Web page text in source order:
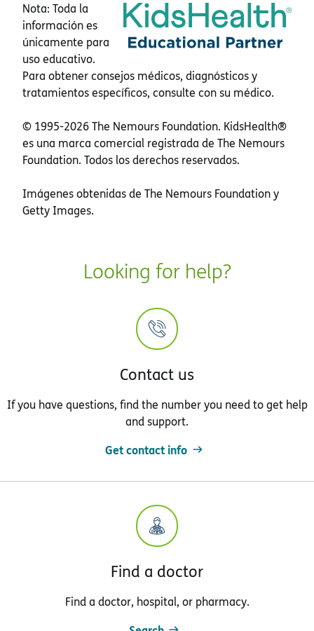
Nota: Toda la
información es
únicamente para
uso educativo.
Para obtener consejos médicos, diagnósticos y
tratamientos específicos, consulte con su médico.
© 1995-2026 The Nemours Foundation. KidsHealth®
es una marca comercial registrada de The Nemours
Foundation. Todos los derechos reservados.
Imágenes obtenidas de The Nemours Foundation y
Getty Images.
Looking for help?
Contact us
If you have questions, find the number you need to get help
and support.
Get contact info
Find a doctor
Find a doctor, hospital, or pharmacy.